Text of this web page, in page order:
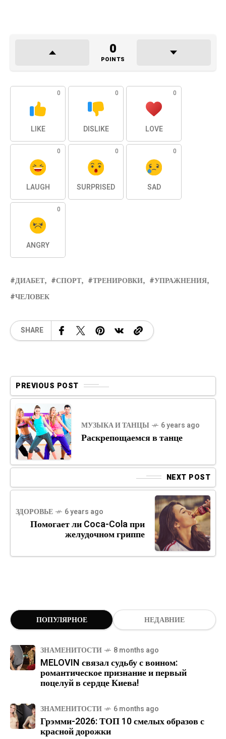
0
POINTS
0
LIKE
0
DISLIKE
0
LOVE
0
LAUGH
0
SURPRISED
0
SAD
0
ANGRY
ДИАБЕТ СПОРТ ТРЕНИРОВКИ
УПРАЖНЕНИЯ
ЧЕЛОВЕК
SHARE
PREVIOUS POST
МУЗЫКА И ТАНЦЫ 6 years ago
Раскрепощаемся в танце
NEXT POST
ЗДОРОВЬЕ 6 years ago
Помогает ли Coca-Cola при
желудочном гриппе
ПОПУЛЯРНОЕ НЕДАВНИЕ
ЗНАМЕНИТОСТИ 8 months ago
MELOVIN связал судьбу с воином:
романтическое признание и первый
поцелуй в сердце Киева!
ЗНАМЕНИТОСТИ 6 months ago
Грэмми-2026: ТОП 10 смелых образов с
красной дорожки